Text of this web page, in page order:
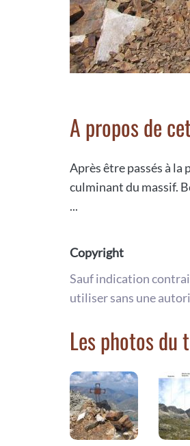
A propos de
Après être passés à
culminant du massif.
...
Copyright
Sauf indication
utiliser sans une
Les photos du